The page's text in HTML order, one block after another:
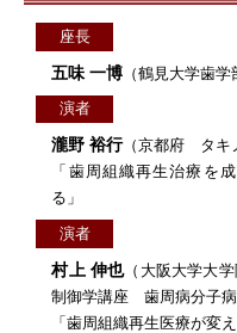
座長
五味 一博 （鶴見大学歯
演者
瀧野 裕行（京都府 タキ
「歯周組織再生治療を
る」
演者
村上 伸也（大阪大学大
制御学講座 歯周病分子病
「歯周組織再生医療が変